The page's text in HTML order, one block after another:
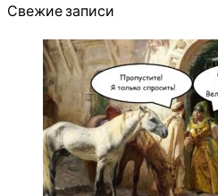
Свежие записи